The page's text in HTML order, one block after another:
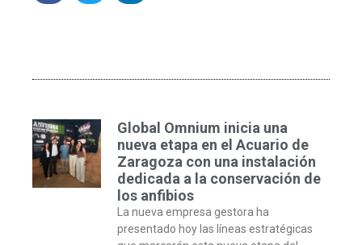
Global Omnium inicia una
nueva etapa en el Acuario de
Zaragoza con una instalación
dedicada a la conservación de
los anfibios
La nueva empresa gestora ha
presentado hoy las líneas estratégicas